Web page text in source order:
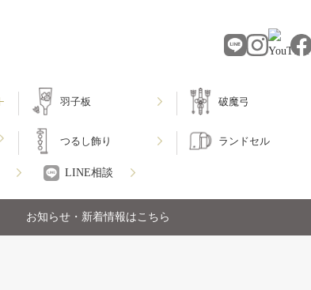
羽子板 破魔弓
つるし飾り ランドセル
LINE相談
お知らせ・新着情報はこちら